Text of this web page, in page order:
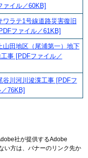
ァイル／60KB]
ワラテ1号線道路災害復旧
ファイル／61KB]
上山田地区（尾浦第一）地下
事 [PDFファイル／
谷川河川浚渫工事 [PDFフ
／76KB]
社が提供するAdobe
い方は、バナーのリンク先か